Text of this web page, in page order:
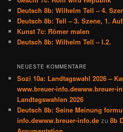
Deutsch 8b: Wilhelm Tell – 4.
Deutsch 8b: Tell – 3. Szene, 1.
Kunst 7c: Römer malen
Deutsch 8b: Wilhelm Tell – I.2.
NEUESTE KOMMENTARE
Sozi 10a: Landtagswahl 2026 –
www.breuer-info.dewww.breuer-
Landtagswahlen 2026
Deutsch 8b: Seine Meinung
info.dewww.breuer-info.de zu8b